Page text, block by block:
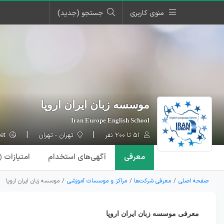
منوی کاربری جستجو (جدید)
موسسه زبان ایران اروپا
Iran Europe English School
تهران - تهران
معرفی آگهی‌های استخدام امتیازات
صفحه اصلی معرفی شرکت‌ها مراکز و موسسات آموزشی موسسه زبان ایران اروپا
معرفی موسسه زبان ایران اروپا